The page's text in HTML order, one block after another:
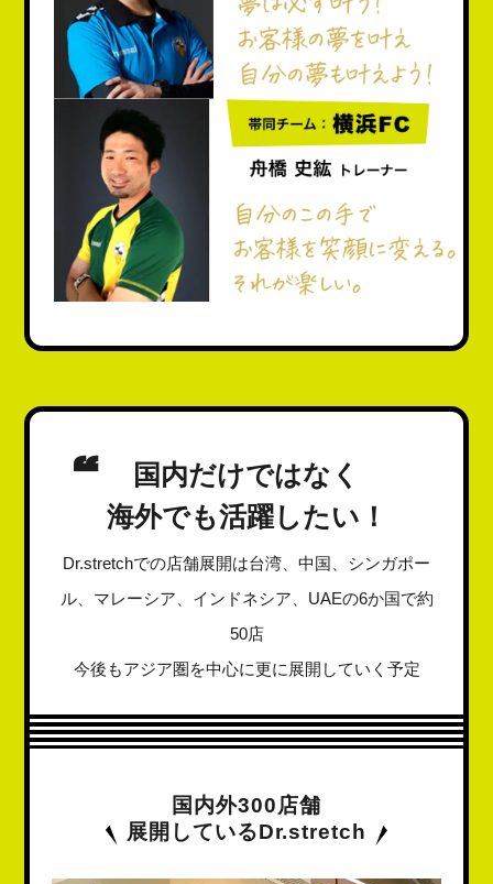
国内だけではなく
海外でも活躍したい！
Dr.stretchでの店舗展開は台湾、中国、シンガポー
ル、マレーシア、インドネシア、UAEの6か国で約
50店
今後もアジア圏を中心に更に展開していく予定
国内外300店舗
展開しているDr.stretch